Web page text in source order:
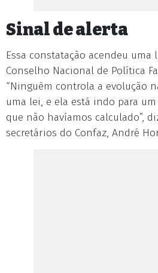
Sinal de alerta
Essa constatação acendeu uma
Conselho Nacional de Política
“Ninguém controla a evolução
uma lei, e ela está indo para
que não havíamos calculado”,
secretários do Confaz, André